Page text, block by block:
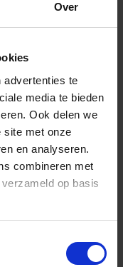
Over
advertenties te
media te bieden
Ook delen we
site met onze
en analyseren.
combineren met
op basis